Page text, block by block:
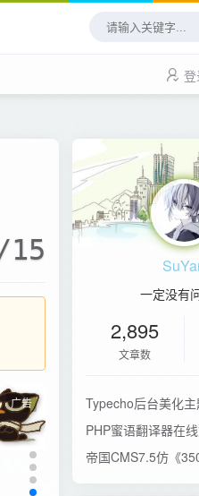
登
15
广告
一定没有
2,895
文章数